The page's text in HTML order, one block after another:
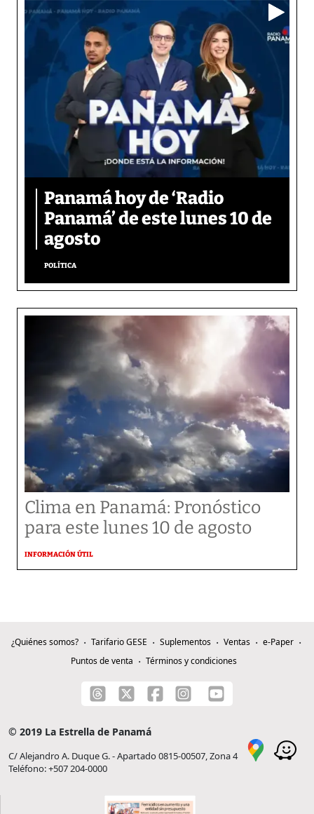
Panamá hoy de ‘Radio
Panamá’ de este lunes 10 de
agosto
POLÍTICA
Clima en Panamá: Pronóstico
para este lunes 10 de agosto
INFORMACIÓN ÚTIL
¿Quiénes somos? Tarifario GESE Suplementos Ventas
e-Paper
Puntos de venta
Términos y condiciones
© 2019 La Estrella de Panamá
C/ Alejandro A. Duque G. - Apartado 0815-00507, Zona 4
Teléfono: +507 204-0000